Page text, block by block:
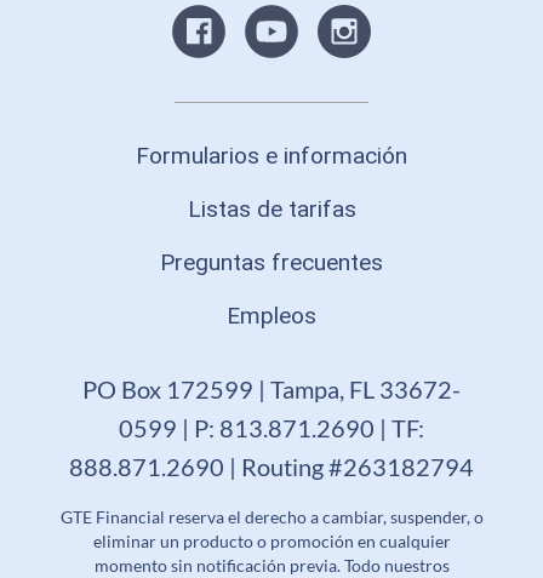
Formularios e información
Listas de tarifas
Preguntas frecuentes
Empleos
PO Box 172599 | Tampa, FL 33672-
0599 | P: 813.871.2690 | TF:
888.871.2690 | Routing #263182794
GTE Financial reserva el derecho a cambiar, suspender, o
eliminar un producto o promoción en cualquier
momento sin notificación previa. Todo nuestros